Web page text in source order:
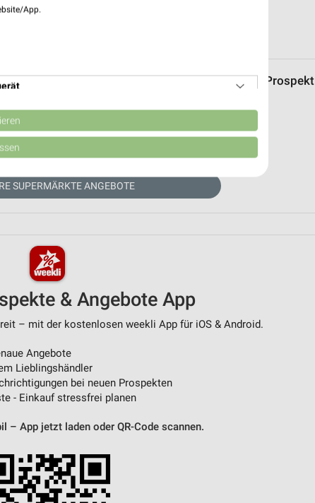
Über den folgenden Link können Sie das Prospekt
AKTUELLER PROSPEKT
SUPERMÄRKTE ANGEBOTE
& Angebote App
– mit der kostenlosen weekli App für iOS & Android.
Angebote
Lieblingshändler
bei neuen Prospekten
- Einkauf stressfrei planen
– App jetzt laden oder QR-Code scannen.
App.
von Daten aus verschiedenen